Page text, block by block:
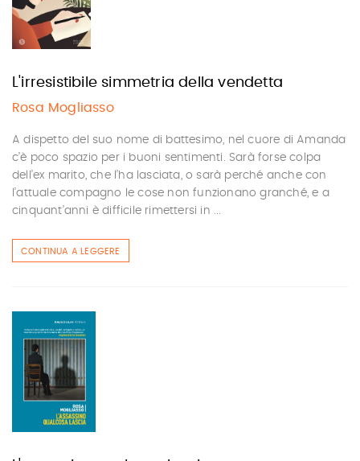
L'irresistibile simmetria della vendetta
Rosa Mogliasso
A dispetto del suo nome di battesimo, nel cuore di Amanda
c’è poco spazio per i buoni sentimenti. Sarà forse colpa
dell’ex marito, che l’ha lasciata, o sarà perché anche con
l’attuale compagno le cose non funzionano granché, e a
cinquant’anni è difficile rimettersi in ...
CONTINUA A LEGGERE